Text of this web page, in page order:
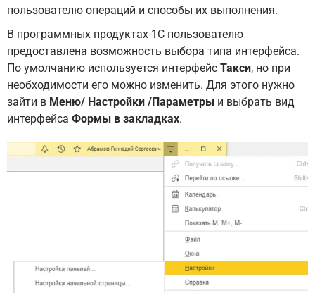
пользователю операций и способы их выполнения.
В программных продуктах 1С пользователю
предоставлена возможность выбора типа интерфейса.
По умолчанию используется интерфейс Такси, но при
необходимости его можно изменить. Для этого нужно
зайти в Меню/ Настройки /Параметры и выбрать вид
интерфейса Формы в закладках.